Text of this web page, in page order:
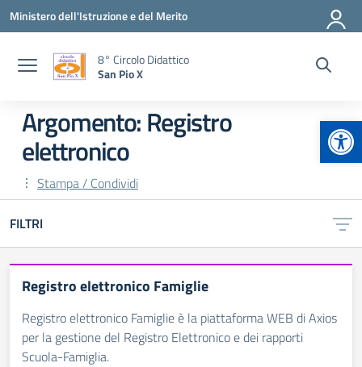
Vai ai contenuti
Vai al menu di navigazione
Vai al footer
Ministero dell'Istruzione e del Merito
8° Circolo Didattico
San Pio X
Argomento: Registro
elettronico
Stampa / Condividi
FILTRI
Registro elettronico Famiglie
Registro elettronico Famiglie è la piattaforma WEB di Axios
per la gestione del Registro Elettronico e dei rapporti
Scuola-Famiglia.